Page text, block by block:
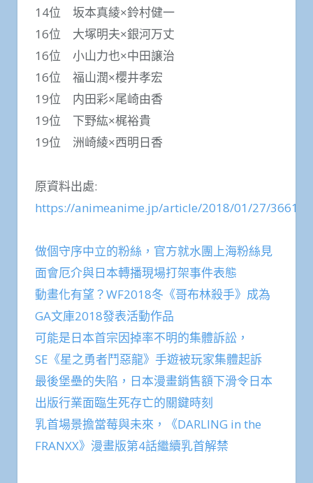
14位 坂本真綾×鈴村健一
16位 大塚明夫×銀河万丈
16位 小山力也×中田譲治
16位 福山潤×櫻井孝宏
19位 内田彩×尾崎由香
19位 下野紘×梶裕貴
19位 洲崎綾×西明日香
原資料出處:
https://animeanime.jp/article/2018/01/27/
做個守序中立的粉絲，官方就水團上海粉絲見
面會厄介與日本轉播現場打架事件表態
動畫化有望？WF2018冬《哥布林殺手》成為
GA文庫2018發表活動作品
可能是日本首宗因掉率不明的集體訴訟，
SE《星之勇者鬥惡龍》手遊被玩家集體起訴
最後堡壘的失陷，日本漫畫銷售額下滑令日本
出版行業面臨生死存亡的關鍵時刻
乳首場景擔當莓與未來，《DARLING in the
FRANXX》漫畫版第4話繼續乳首解禁